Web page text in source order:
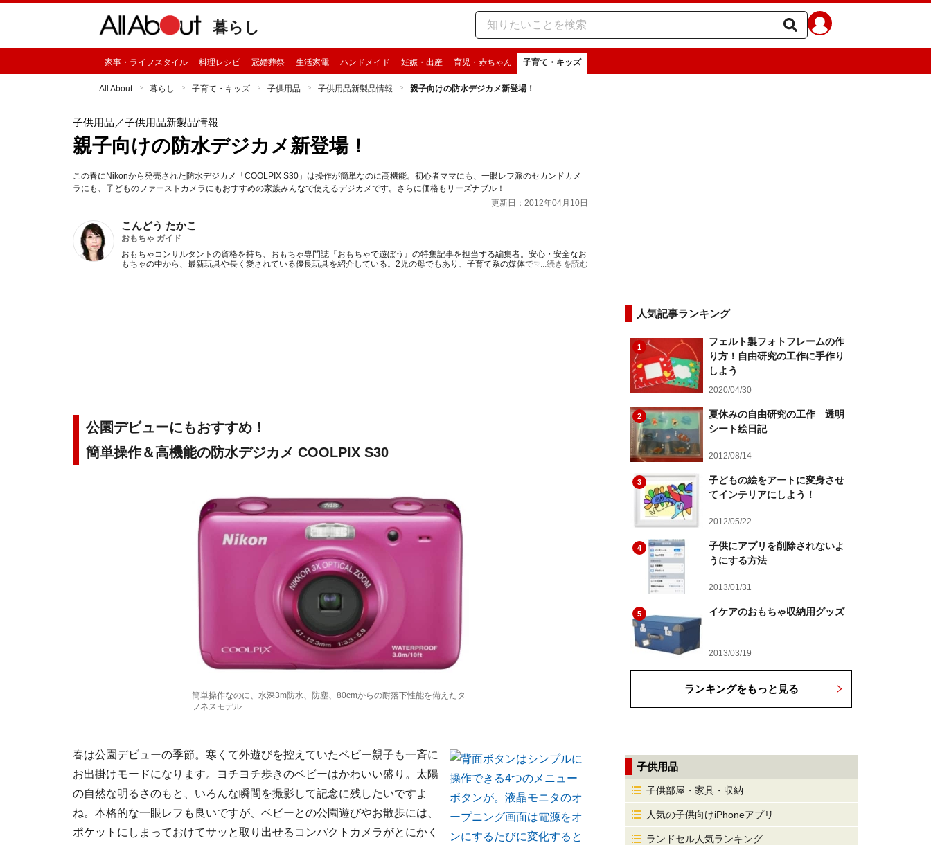
暮らし
家事・ライフスタイル 料理レシピ 冠婚葬祭 生活家電 ハンドメイド 妊娠・出産 育児・赤ちゃん 子育て・キッズ
All About 暮らし 子育て・キッズ 子供用品 子供用品新製品情報 親子向けの防水デジカメ新登場！
子供用品 ／子供用品新製品情報
親子向けの防水デジカメ新登場！
この春にNikonから発売された防水デジカメ「COOLPIX S30」は操作が簡単なのに高機能。初心者ママにも、一眼レフ派のセカンドカメ
ラにも、子どものファーストカメラにもおすすめの家族みんなで使えるデジカメです。さらに価格もリーズナブル！
更新日：2012年04月10日
こんどう たかこ
おもちゃ ガイド
おもちゃコンサルタントの資格を持ち、おもちゃ専門誌『おもちゃで遊ぼう』の特集記事を担当する編集者。安心・安全なお
もちゃの中から、最新玩具や長く愛されている優良玩具を紹介している。2児の母でもあり、子育て系の媒体でママ目線の記
事を執筆する他、ママ関連のプランニングも手掛ける。
...続きを読む
公園デビューにもおすすめ！
簡単操作＆高機能の防水デジカメ COOLPIX S30
簡単操作なのに、水深3m防水、防塵、80cmからの耐落下性能を備えたタ
フネスモデル
春は公園デビューの季節。寒くて外遊びを控えていたベビー親子も一斉に
お出掛けモードになります。ヨチヨチ歩きのベビーはかわいい盛り。太陽
の自然な明るさのもと、いろんな瞬間を撮影して記念に残したいですよ
ね。本格的な一眼レフも良いですが、ベビーとの公園遊びやお散歩には、
ポケットにしまっておけてサッと取り出せるコンパクトカメラがとにかく
人気記事ランキング
1
フェルト製フォトフレームの作
り方！自由研究の工作に手作り
しよう
2020/04/30
2
夏休みの自由研究の工作 透明
シート絵日記
2012/08/14
3
子どもの絵をアートに変身させ
てインテリアにしよう！
2012/05/22
4
子供にアプリを削除されないよ
うにする方法
2013/01/31
5 イケアのおもちゃ収納用グッズ
2013/03/19
ランキングをもっと見る
子供用品
子供部屋・家具・収納
人気の子供向けiPhoneアプリ
ランドセル人気ランキング